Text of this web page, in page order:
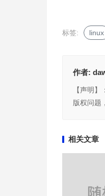
标签: linux
作者:
【声明
版权问题
相关文章